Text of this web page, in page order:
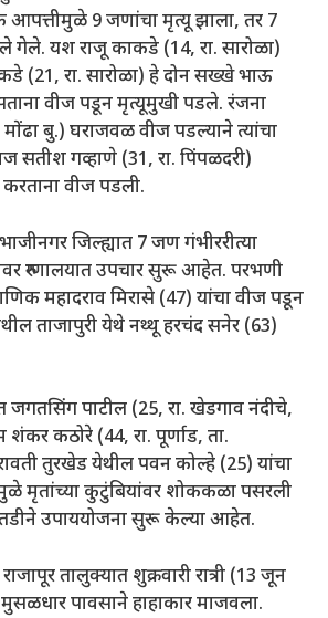
आपत्तीमुळे 9 जणांचा मृत्यू झाला, तर 7
गेले. यश राजू काकडे (14, रा. सारोळा)
(21, रा. सारोळा) हे दोन सख्खे भाऊ
वीज पडून मृत्यूमुखी पडले. रंजना
मोंढा बु.) घराजवळ वीज पडल्याने त्यांचा
सतीश गव्हाणे (31, रा. पिंपळदरी)
वीज पडली.
जिल्ह्यात 7 जण गंभीररीत्या
रुग्णालयात उपचार सुरू आहेत. परभणी
महादराव मिरासे (47) यांचा वीज पडून
ताजापुरी येथे नथ्थू हरचंद सनेर (63)
जगतसिंग पाटील (25, रा. खेडगाव नंदीचे,
शंकर कठोरे (44, रा. पूर्णाड, ता.
तुरखेड येथील पवन कोल्हे (25) यांचा
मृतांच्या कुटुंबियांवर शोककळा पसरली
उपाययोजना सुरू केल्या आहेत.
राजापूर तालुक्यात शुक्रवारी रात्री (13 जून
पावसाने हाहाकार माजवला.